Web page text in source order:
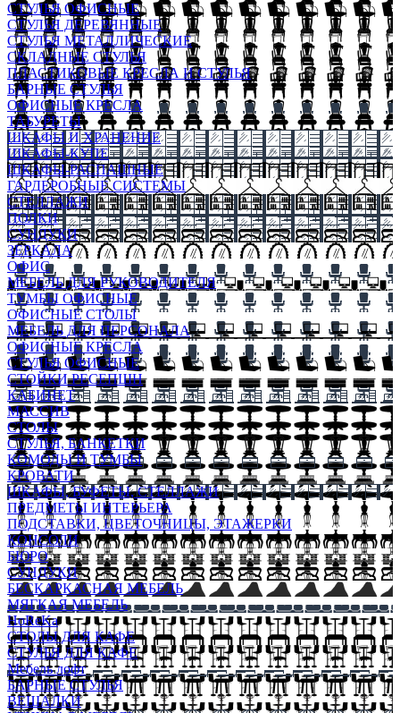
СТУЛЬЯ ОФИСНЫЕ
СТУЛЬЯ ДЕРЕВЯННЫЕ
СТУЛЬЯ МЕТАЛЛИЧЕСКИЕ
СКЛАДНЫЕ СТУЛЬЯ
ПЛАСТИКОВЫЕ КРЕСЛА И СТУЛЬЯ
БАРНЫЕ СТУЛЬЯ
ОФИСНЫЕ КРЕСЛА
ТАБУРЕТЫ
ШКАФЫ И ХРАНЕНИЕ
ШКАФЫ-КУПЕ
ШКАФЫ-РАСПАШНЫЕ
ГАРДЕРОБНЫЕ СИСТЕМЫ
СТЕЛЛАЖИ
ПОЛКИ
СУНДУКИ
ЗЕРКАЛА
ОФИС
МЕБЕЛЬ ДЛЯ РУКОВОДИТЕЛЯ
ТУМБЫ ОФИСНЫЕ
ОФИСНЫЕ СТОЛЫ
МЕБЕЛЬ ДЛЯ ПЕРСОНАЛА
ОФИСНЫЕ КРЕСЛА
СТУЛЬЯ ОФИСНЫЕ
СТОЙКИ РЕСЕПШН
КАБИНЕТ
МАССИВ
СТОЛЫ
СТУЛЬЯ, БАНКЕТКИ
КОМОДЫ И ТУМБЫ
КРОВАТИ
ШКАФЫ, БУФЕТЫ, СТЕЛЛАЖИ
ПРЕДМЕТЫ ИНТЕРЬЕРА
ПОДСТАВКИ, ЦВЕТОЧНИЦЫ, ЭТАЖЕРКИ
КОНСОЛИ
БЮРО
СУНДУКИ
БЕСКАРКАСНАЯ МЕБЕЛЬ
МЯГКАЯ МЕБЕЛЬ
HoReKa
СТОЛЫ ДЛЯ КАФЕ
СТУЛЬЯ ДЛЯ КАФЕ
Мебель лофт
БАРНЫЕ СТУЛЬЯ
ВЕШАЛКИ